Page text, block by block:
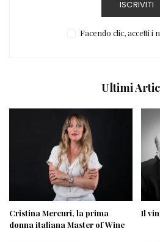
ISCRIVITI
Facendo clic, accetti i
Ultimi
Cristina Mercuri, la prima
donna italiana Master of Wine
Il